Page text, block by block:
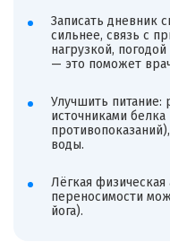
Записать дневник
сильнее, связь с
нагрузкой,
— это поможет
Улучшить
источниками
воды.
Лёгкая
переносимости
йога).